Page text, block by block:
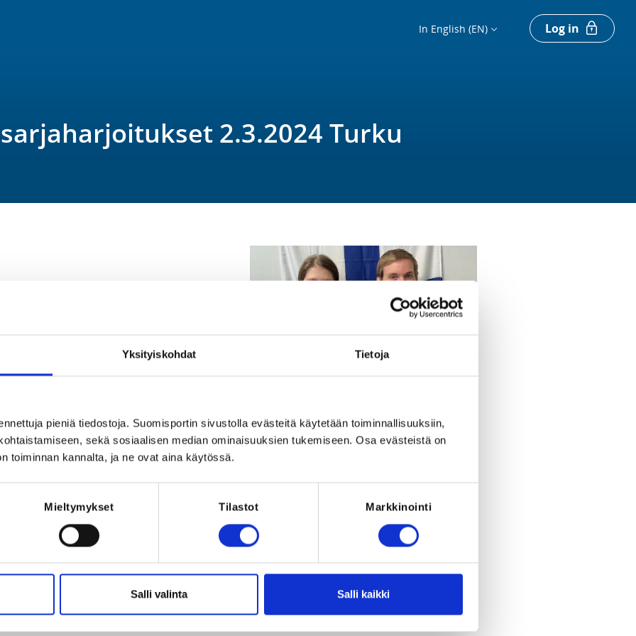
Yksityiskohdat Tietoja
pieniä tiedostoja. Suomisportin sivustolla evästeitä käytetään toiminnallisuuksiin,
sekä sosiaalisen median ominaisuuksien tukemiseen. Osa evästeistä on
toiminnan kannalta, ja ne ovat aina käytössä.
Mieltymykset Tilastot Markkinointi
Salli valinta Salli kaikki
In English (EN) Log in
2.3.2024 Turku
Register
REQUIRED FOR THE REGISTRATION
Licence: Taekwondolisenssi 2024